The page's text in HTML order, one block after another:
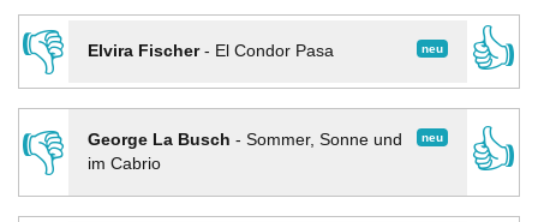
👎
neu
Elvira Fischer- El Condor Pasa
👍
👎
neu
George La Busch - Sommer, Sonne und
im Cabrio
👍